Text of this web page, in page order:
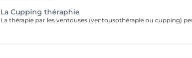
La Cupping théraphie